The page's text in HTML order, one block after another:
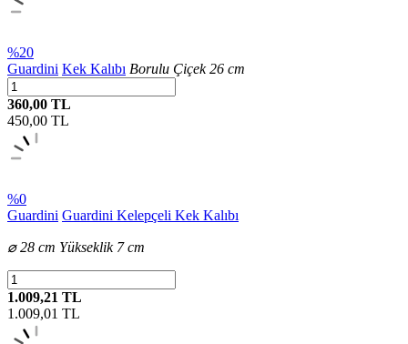
%20
Guardini Kek Kalıbı Borulu Çiçek 26 cm
360,00 TL
450,00 TL
%0
Guardini Guardini Kelepçeli Kek Kalıbı
⌀ 28 cm Yükseklik 7 cm
1.009,21 TL
1.009,01 TL